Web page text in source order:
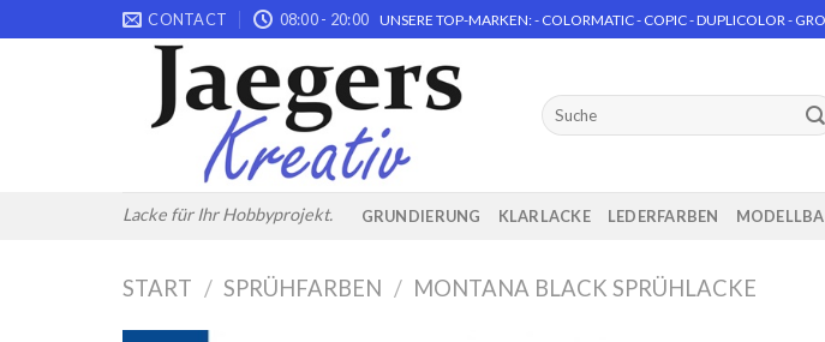
to
CONTACT 08:00 - 20:00 UNSERE TOP-MARKEN: - COLORMATIC - COPIC - DUPLICOLOR -
Lacke für Ihr Hobbyprojekt.
Suchen
nach:
GRUNDIERUNG KLARLACKE LEDERFARBEN
START / SPRÜHFARBEN / MONTANA BLACK SPRÜHLACKE